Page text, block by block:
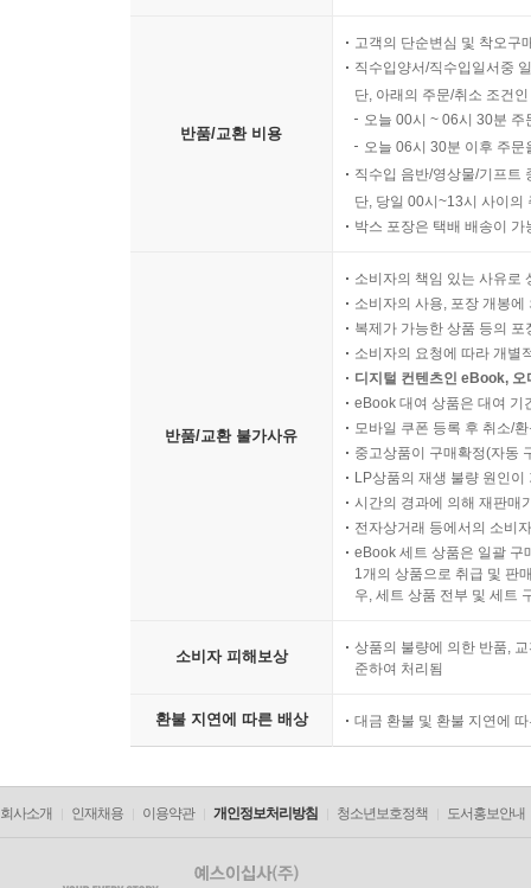
반품/교환 비용
고객의 단순변심 및 착오구
직수입양서/직수입일서중
단, 아래의 주문/취소 조건
오늘 00시 ~ 06시 30분
오늘 06시 30분 이후 주
직수입 음반/영상물/기프트
단, 당일 00시~13시 사이의
박스 포장은 택배 배송이
반품/교환 불가사유
소비자의 책임 있는 사유로
소비자의 사용, 포장 개봉
복제가 가능한 상품 등의
소비자의 요청에 따라 개별
디지털 컨텐츠인 eBook,
eBook 대여 상품은 대여 기
모바일 쿠폰 등록 후 취소/
중고상품이 구매확정(자동
LP상품의 재생 불량 원인
시간의 경과에 의해 재판매
전자상거래 등에서의 소비
eBook 세트 상품은 일괄 구
1개의 상품으로 취급 및 판
우, 세트 상품 전부 및 세트
소비자 피해보상
상품의 불량에 의한 반품,
준하여 처리됨
환불 지연에 따른 배상 대금 환불 및 환불 지연에
회사소개 인재채용 이용약관 개인정보처리방침 청소년보호정책 도서홍보안내